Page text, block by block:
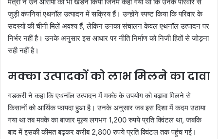
जुड़ी कंपनियां एथनॉल उत्पादन में सक्रिय हैं। उन्होंने स्पष्ट किया कि परिवार के
सदस्यों की चीनी मिलें अवश्य हैं, लेकिन उनका संचालन केवल एथनॉल उत्पादन पर
निर्भर नहीं है। उनके अनुसार इस आधार पर नीति निर्माण को निजी हितों से जोड़ना
सही नहीं है।
मक्का उत्पादकों को लाभ मिलने का दावा
गडकरी ने कहा कि एथनॉल उत्पादन में मक्के के उपयोग को बढ़ावा मिलने से
किसानों को आर्थिक फायदा हुआ है। उनके अनुसार जब इस दिशा में कदम उठाया
गया था तब मक्के का बाजार मूल्य लगभग 1,200 रुपये प्रति क्विंटल था, जबकि
बाद में इसकी कीमत बढ़कर करीब 2,800 रुपये प्रति क्विंटल तक पहुंच गई।